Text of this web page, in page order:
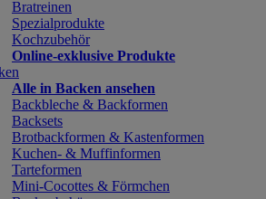
Bratreinen
Spezialprodukte
Kochzubehör
Online-exklusive Produkte
Alle in Backen ansehen
Backbleche & Backformen
Backsets
Brotbackformen & Kastenformen
Kuchen- & Muffinformen
Tarteformen
Mini-Cocottes & Förmchen